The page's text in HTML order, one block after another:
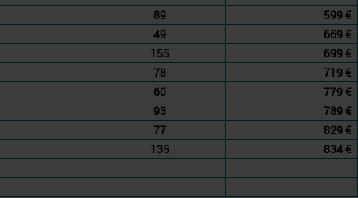
89
599 €
49
669 €
155
699 €
78
719 €
60
779 €
93
789 €
77
829 €
135 834 €